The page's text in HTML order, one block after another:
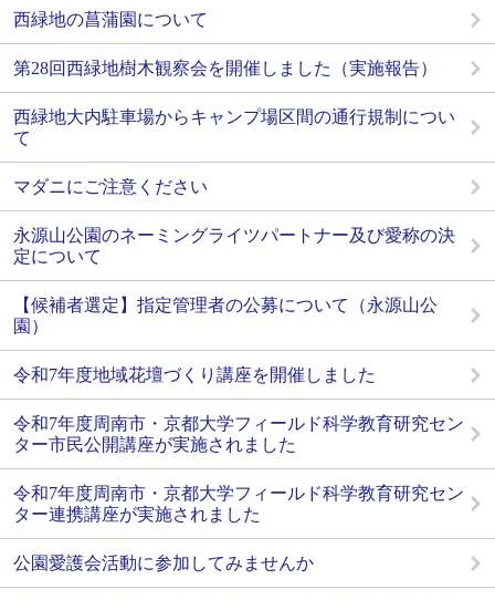
西緑地の菖蒲園について
第28回西緑地樹木観察会を開催しました（実施報告）
西緑地大内駐車場からキャンプ場区間の通行規制につい
て
マダニにご注意ください
永源山公園のネーミングライツパートナー及び愛称の決
定について
【候補者選定】指定管理者の公募について（永源山公
園）
令和7年度地域花壇づくり講座を開催しました
令和7年度周南市・京都大学フィールド科学教育研究セン
ター市民公開講座が実施されました
令和7年度周南市・京都大学フィールド科学教育研究セン
ター連携講座が実施されました
公園愛護会活動に参加してみませんか